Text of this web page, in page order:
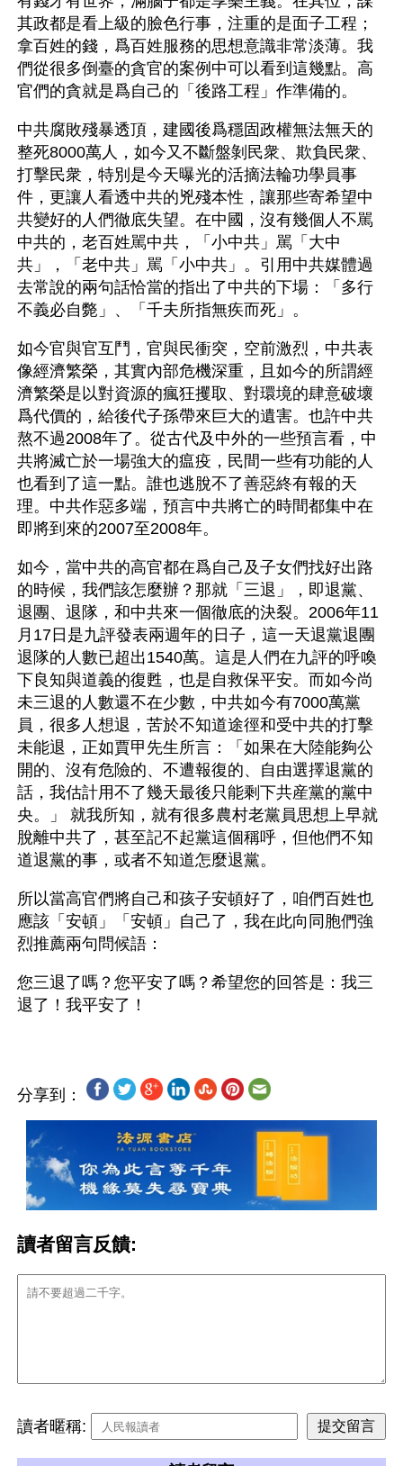
其政都是看上級的臉色行事，注重的是面子工程；
拿百姓的錢，爲百姓服務的思想意識非常淡薄。我
們從很多倒臺的貪官的案例中可以看到這幾點。高
官們的貪就是爲自己的「後路工程」作準備的。
中共腐敗殘暴透頂，建國後爲穩固政權無法無天的
整死8000萬人，如今又不斷盤剝民衆、欺負民衆、
打擊民衆，特別是今天曝光的活摘法輪功學員事
件，更讓人看透中共的兇殘本性，讓那些寄希望中
共變好的人們徹底失望。在中國，沒有幾個人不駡
中共的，老百姓駡中共，「小中共」駡「大中
共」，「老中共」駡「小中共」。引用中共媒體過
去常說的兩句話恰當的指出了中共的下場：「多行
不義必自斃」、「千夫所指無疾而死」。
如今官與官互鬥，官與民衝突，空前激烈，中共表
像經濟繁榮，其實內部危機深重，且如今的所謂經
濟繁榮是以對資源的瘋狂攫取、對環境的肆意破壞
爲代價的，給後代子孫帶來巨大的遺害。也許中共
熬不過2008年了。從古代及中外的一些預言看，中
共將滅亡於一場強大的瘟疫，民間一些有功能的人
也看到了這一點。誰也逃脫不了善惡終有報的天
理。中共作惡多端，預言中共將亡的時間都集中在
即將到來的2007至2008年。
如今，當中共的高官都在爲自己及子女們找好出路
的時候，我們該怎麼辦？那就「三退」，即退黨、
退團、退隊，和中共來一個徹底的決裂。2006年11
月17日是九評發表兩週年的日子，這一天退黨退團
退隊的人數已超出1540萬。這是人們在九評的呼喚
下良知與道義的復甦，也是自救保平安。而如今尚
未三退的人數還不在少數，中共如今有7000萬黨
員，很多人想退，苦於不知道途徑和受中共的打擊
未能退，正如賈甲先生所言：「如果在大陸能夠公
開的、沒有危險的、不遭報復的、自由選擇退黨的
話，我估計用不了幾天最後只能剩下共産黨的黨中
央。」 就我所知，就有很多農村老黨員思想上早就
脫離中共了，甚至記不起黨這個稱呼，但他們不知
道退黨的事，或者不知道怎麼退黨。
所以當高官們將自己和孩子安頓好了，咱們百姓也
應該「安頓」「安頓」自己了，我在此向同胞們強
烈推薦兩句問候語：
您三退了嗎？您平安了嗎？希望您的回答是：我三
分享到：
讀者留言反饋:
讀者暱稱: